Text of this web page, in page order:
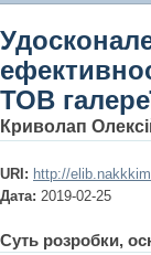
ТОВ
Криволап
URI: http://
Дата: 2019-02-25
Суть розробки,